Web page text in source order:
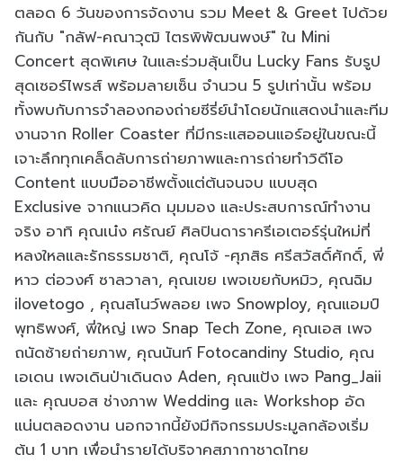
ตลอด 6 วันของการจัดงาน รวม Meet & Greet ไปด้วย
กันกับ "กลัฟ-คณาวุฒิ ไตรพิพัฒนพงษ์" ใน Mini
Concert สุดพิเศษ ในและร่วมลุ้นเป็น Lucky Fans รับรูป
สุดเซอร์ไพรส์ พร้อมลายเซ็น จำนวน 5 รูปเท่านั้น พร้อม
ทั้งพบกับการจำลองกองถ่ายซีรี่ย์นำโดยนักแสดงนำและทีม
งานจาก Roller Coaster ที่มีกระแสออนแอร์อยู่ในขณะนี้
เจาะลึกทุกเคล็ดลับการถ่ายภาพและการถ่ายทำวิดีโอ
Content แบบมืออาชีพตั้งแต่ต้นจนจบ แบบสุด
Exclusive จากแนวคิด มุมมอง และประสบการณ์ทำงาน
จริง อาทิ คุณเน๋ง ศรัณย์ ศิลปินดาราครีเอเตอร์รุ่นใหม่ที่
หลงใหลและรักธรรมชาติ, คุณโจ้ -ศุภสิธ ศรีสวัสดิ์ศักดิ์, พี่
หาว ต่อวงศ์ ซาลวาลา, คุณเขย เพจเขยกับหมิว, คุณฉิม
ilovetogo , คุณสโนว์พลอย เพจ Snowploy, คุณแอมป์
พุทธิพงศ์, พี่ใหญ่ เพจ Snap Tech Zone, คุณเอส เพจ
ถนัดซ้ายถ่ายภาพ, คุณนันท์ Fotocandiny Studio, คุณ
เอเดน เพจเดินป่าเดินดง Aden, คุณแป้ง เพจ Pang_Jaii
และ คุณบอส ช่างภาพ Wedding และ Workshop อัด
แน่นตลอดงาน นอกจากนี้ยังมีกิจกรรมประมูลกล้องเริ่ม
ต้น 1 บาท เพื่อนำรายได้บริจาคสภากาชาดไทย